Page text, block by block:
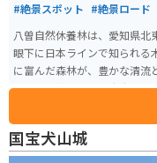
#絶景スポット #絶景ロード
八曽自然休養林は、愛知県北
眼下に日本ラインで知られる
に富んだ森林が、豊かな清流
黒平山を中心とした広大な緑
川が流れ、厳頭洞、八曽滝
ど変化に富んだ自然景観を満
国宝犬山城